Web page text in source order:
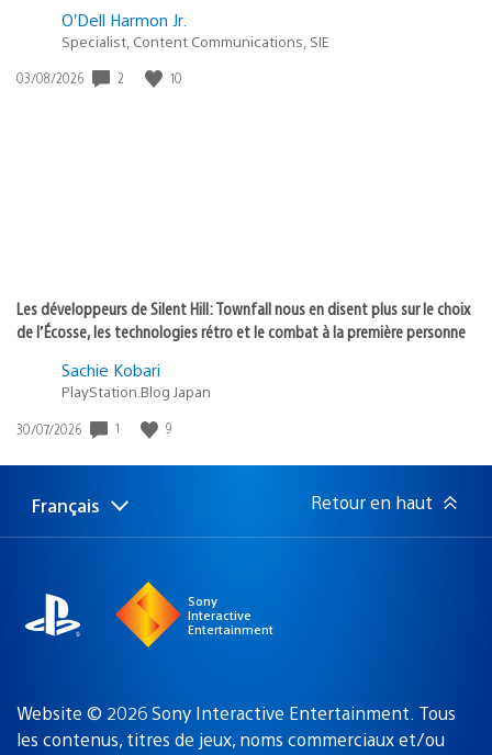
O’Dell Harmon Jr.
Specialist, Content Communications, SIE
Date
03/08/2026 2 10
Les développeurs de Silent Hill: Townfall nous en disent plus sur le choix
de l’Écosse, les technologies rétro et le combat à la première personne
Sachie Kobari
PlayStation.Blog Japan
Date
publication
30/07/2026 1 9
Choisir
Région
Français Retour en haut
Sony
Interactive
Entertainment
Website © 2026 Sony Interactive Entertainment. Tous
les contenus, titres de jeux, noms commerciaux et/ou